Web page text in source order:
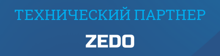
ТЕХНИЧЕСКИЙ ПАРТНЕР